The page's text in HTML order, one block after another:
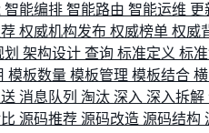
智能编排 智能路由 智能运维 更
权威机构发布 权威榜单 权威
架构设计 查询 标准定义 标
模板数量 模板管理 模板结合
消息队列 淘汰 深入 深入拆解
源码推荐 源码改造 源码结构